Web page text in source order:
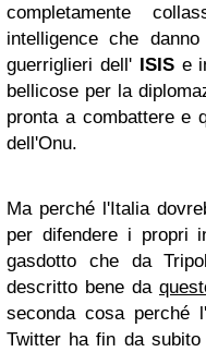
completamente
intelligence che
guerriglieri dell' ISISe
bellicose per la
pronta a combattere e
dell'Onu.
Ma perché l'Italia
per difendere i propri
gasdotto che da
descritto bene da
seconda cosa perché
Twitter ha fin da